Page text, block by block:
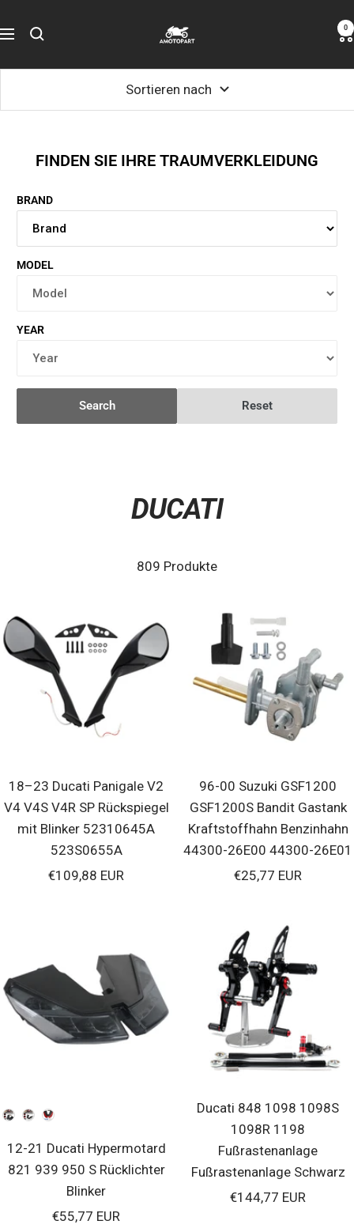
Inhalt
Navigation
Amotopart 0
Sortieren nach
FINDEN SIE IHRE TRAUMVERKLEIDUNG
BRAND
MODEL
YEAR
Search Reset
DUCATI
809 Produkte
18–23 Ducati Panigale V2
V4 V4S V4R SP Rückspiegel
mit Blinker 52310645A
523S0655A
Verkaufspreis
€109,88 EUR
96-00 Suzuki GSF1200
GSF1200S Bandit Gastank
Kraftstoffhahn Benzinhahn
44300-26E00 44300-26E01
Verkaufspreis
€25,77 EUR
Farben
12-21 Ducati Hypermotard
821 939 950 S Rücklichter
Blinker
Verkaufspreis
€55,77 EUR
Ducati 848 1098 1098S
1098R 1198
Fußrastenanlage
Fußrastenanlage Schwarz
Verkaufspreis
€144,77 EUR